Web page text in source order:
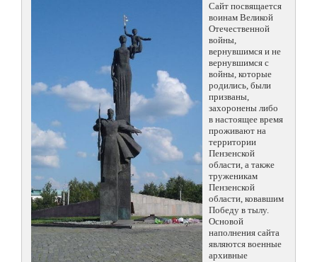
Сайт посвящается
воинам Великой
Отечественной
войны,
вернувшимся и не
вернувшимся с
войны, которые
родились, были
призваны,
захоронены либо
в настоящее время
проживают на
территории
Пензенской
области, а также
труженикам
Пензенской
области, ковавшим
Победу в тылу.
Основой
наполнения сайта
являются военные
архивные